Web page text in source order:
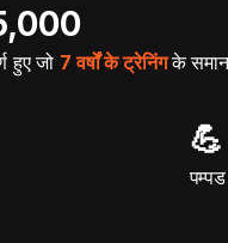
हुए जो 7 वर्षों के ट्रेनिंगके